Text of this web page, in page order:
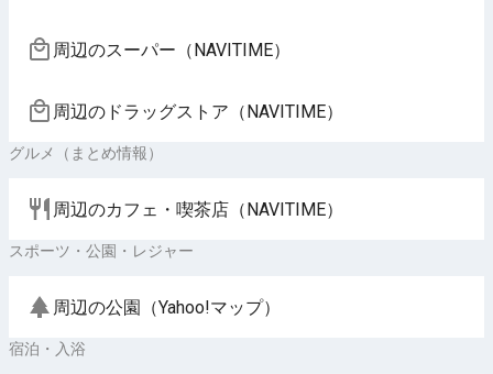
周辺のスーパー（NAVITIME）
周辺のドラッグストア（NAVITIME）
グルメ（まとめ情報）
周辺のカフェ・喫茶店（NAVITIME）
スポーツ・公園・レジャー
周辺の公園（Yahoo!マップ）
宿泊・入浴